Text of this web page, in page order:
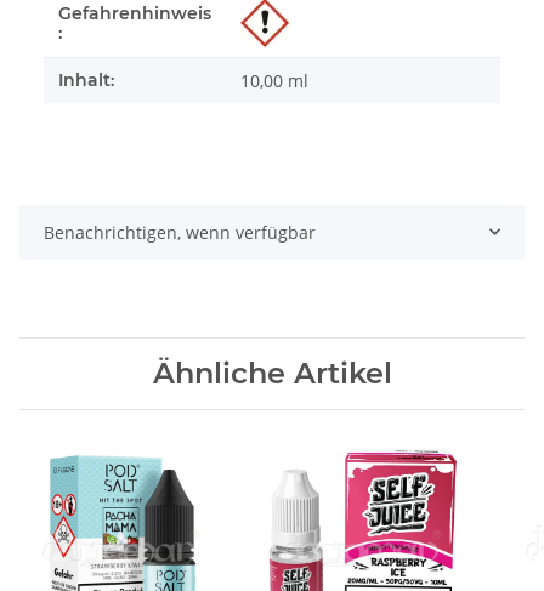
Gefahrenhinweis
:
Inhalt: 10,00 ml
Benachrichtigen, wenn verfügbar
Ähnliche Artikel